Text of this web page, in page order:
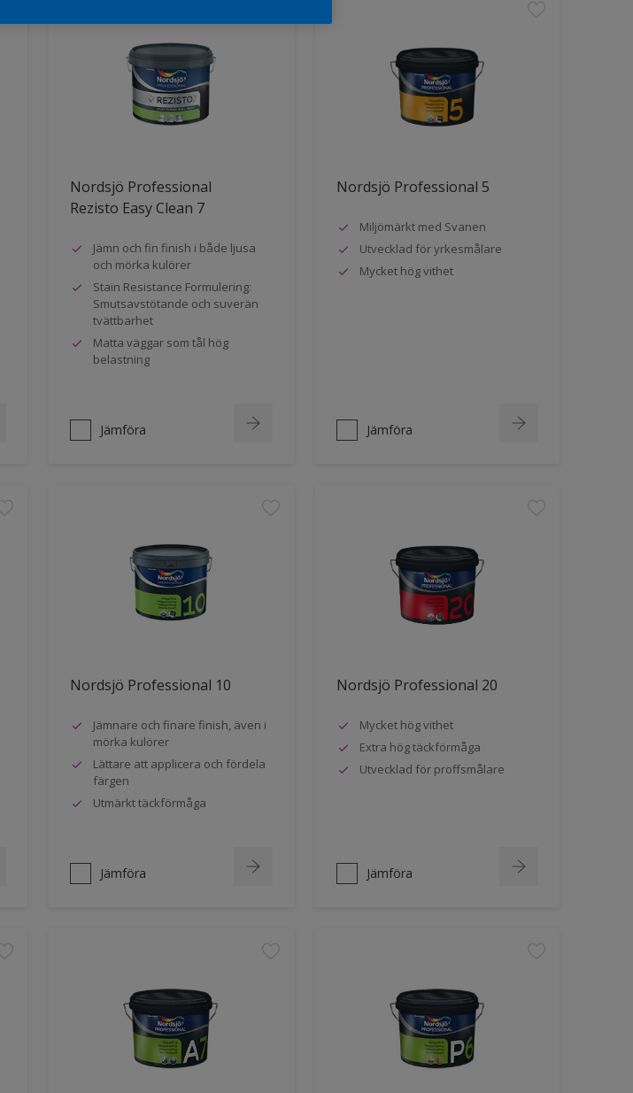
Nordsjö Professional
Rezisto Easy Clean 7
Jämn och fin finish i både ljusa
och mörka kulörer
Stain Resistance Formulering:
Smutsavstötande och suverän
tvättbarhet
Matta väggar som tål hög
belastning
Jämföra
Nordsjö Professional 5
Miljömärkt med Svanen
Utvecklad för yrkesmålare
Mycket hög vithet
Jämföra
Nordsjö Professional 10
Jämnare och finare finish, även i
mörka kulörer
Lättare att applicera och fördela
färgen
Utmärkt täckförmåga
Jämföra
Nordsjö Professional 20
Mycket hög vithet
Extra hög täckförmåga
Utvecklad för proffsmålare
Jämföra